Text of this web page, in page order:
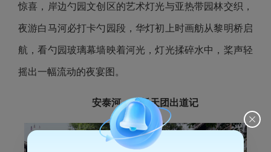
惊喜，岸边勺园文创区的艺术灯光与亚热带园林交织，
夜游白马河必打卡勺园段，华灯初上时画舫从黎明桥启
航，看勺园玻璃幕墙映着河光，灯光揉碎水中，桨声轻
摇出一幅流动的夜宴图。
安泰河：古桥天团出道记